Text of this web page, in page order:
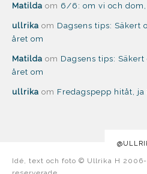
Matilda om 6/6: om vi och dom,
ullrika om Dagsens tips: Säkert
året om
Matilda om Dagsens tips:
året om
ullrika om Fredagspepp hitåt, ja
Idé, text och foto © Ullrika H